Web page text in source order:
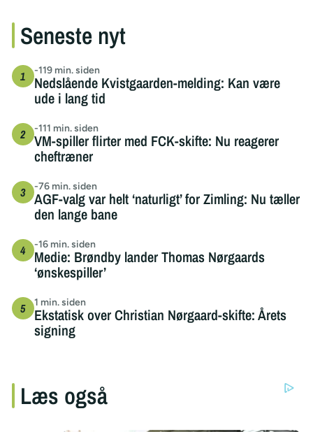
Seneste nyt
-119 min. siden
Nedslående Kvistgaarden-melding: Kan være
ude i lang tid
-111 min. siden
VM-spiller flirter med FCK-skifte: Nu reagerer
cheftræner
-76 min. siden
AGF-valg var helt ‘naturligt’ for Zimling: Nu tæller
den lange bane
-16 min. siden
Medie: Brøndby lander Thomas Nørgaards
‘ønskespiller’
1 min. siden
Ekstatisk over Christian Nørgaard-skifte: Årets
signing